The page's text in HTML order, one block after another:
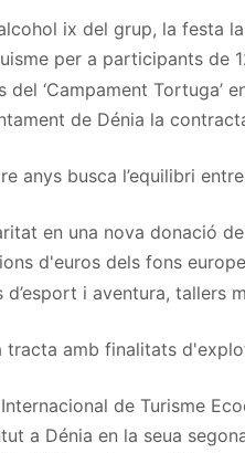
ix del grup, la festa
per a participants de
‘Campament Tortuga’
de Dénia la
anys busca l’equilibri
en una nova donació
d'euros dels fons
i aventura,
amb finalitats
de Turisme
a Dénia en la seua